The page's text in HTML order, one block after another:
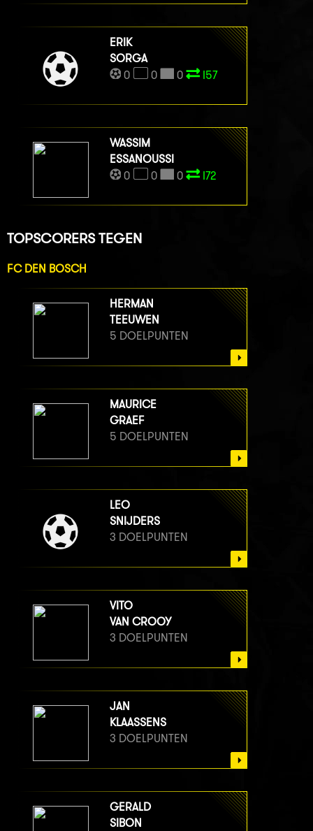
ERIK
SORGA
0
0 0 I57
WASSIM
ESSANOUSSI
0
0 0 I72
TOPSCORERS TEGEN
FC DEN BOSCH
HERMAN
TEEUWEN
5 DOELPUNTEN
MAURICE
GRAEF
5 DOELPUNTEN
LEO
SNIJDERS
3 DOELPUNTEN
VITO
VAN CROOY
3 DOELPUNTEN
JAN
KLAASSENS
3 DOELPUNTEN
GERALD
SIBON